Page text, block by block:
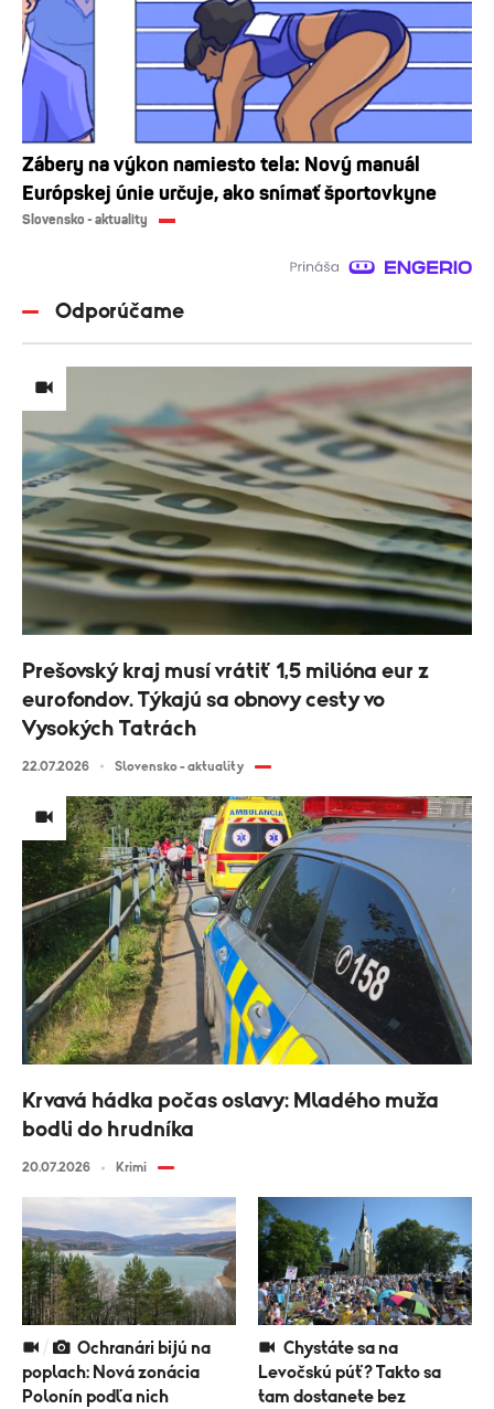
Zábery na výkon namiesto tela: Nový manuál
Európskej únie určuje, ako snímať športovkyne
Slovensko - aktuality
Odporúčame
Prešovský kraj musí vrátiť 1,5 milióna eur z
eurofondov. Týkajú sa obnovy cesty vo
Vysokých Tatrách
22.07.2026 Slovensko - aktuality
Krvavá hádka počas oslavy: Mladého muža
bodli do hrudníka
20.07.2026 Krimi
poplach: Nová zonácia
Polonín podľa nich
Levočskú púť? Takto sa
tam dostanete bez